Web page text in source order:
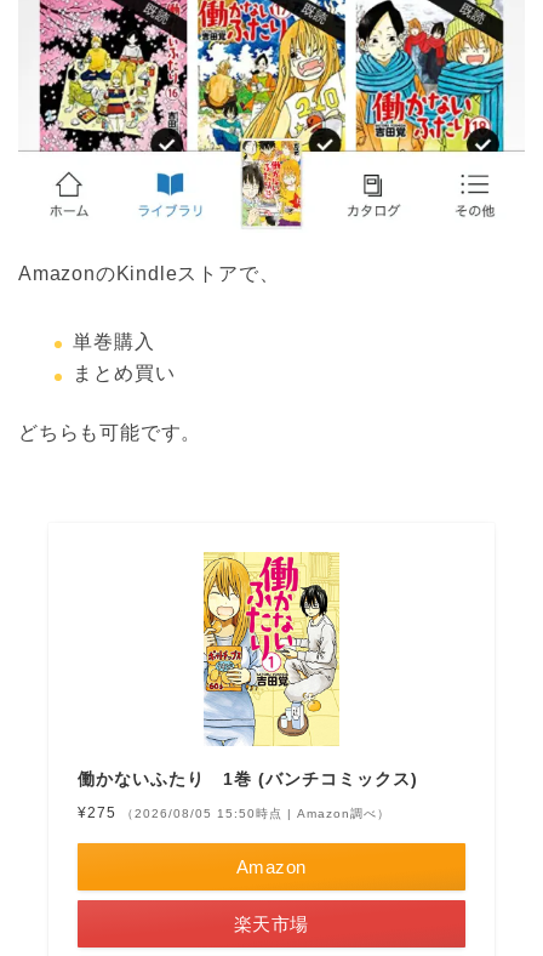
AmazonのKindleストアで、
単巻購入
まとめ買い
どちらも可能です。
働かないふたり 1巻 (バンチコミックス)
¥275 （2026/08/05 15:50時点 | Amazon調べ）
Amazon
楽天市場